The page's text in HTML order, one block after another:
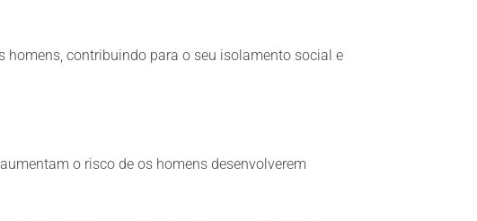
contribuindo para o seu isolamento social e
o risco de os homens desenvolverem